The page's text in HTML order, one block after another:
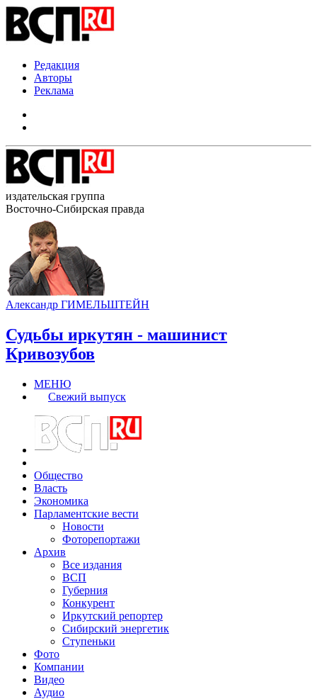
Редакция
Авторы
Реклама
издательская группа
Восточно-Сибирская правда
Александр ГИМЕЛЬШТЕЙН
Судьбы иркутян - машинист
Кривозубов
МЕНЮ
Свежий выпуск
Общество
Власть
Экономика
Парламентские вести
Новости
Фоторепортажи
Архив
Все издания
ВСП
Губерния
Конкурент
Иркутский репортер
Сибирский энергетик
Ступеньки
Фото
Компании
Видео
Аудио